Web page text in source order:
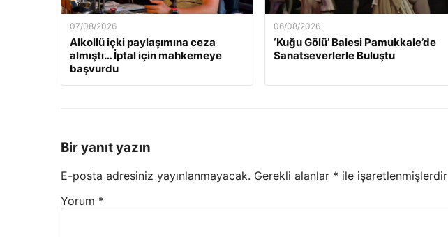
07/08/2026
Alkollü içki paylaşımına ceza
almıştı… İptal için mahkemeye
başvurdu
06/08/2026
‘Kuğu Gölü’ Balesi Pamukkale’de
Sanatseverlerle Buluştu
Bir yanıt yazın
E-posta adresiniz yayınlanmayacak. Gerekli alanlar * ile işaretlenmişlerdir
Yorum *